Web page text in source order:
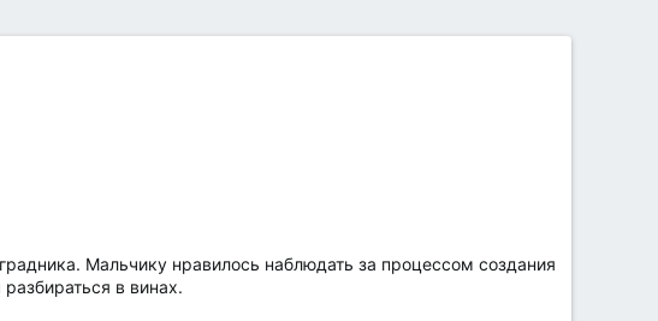
Мальчику нравилось наблюдать за процессом создания
в винах.